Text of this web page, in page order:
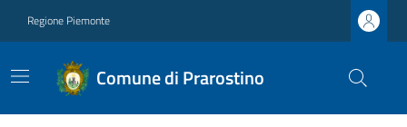
Regione Piemonte
Comune di Prarostino